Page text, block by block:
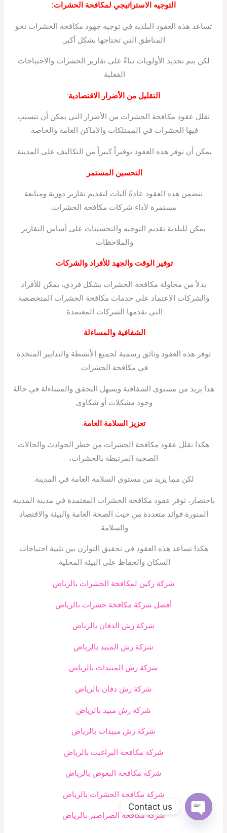
التوجيه الاستراتيجي لمكافحة الحشرات:
تساعد هذه العقود البلدية في توجيه جهود مكافحة الحشرات نحو
المناطق التي تحتاجها بشكل أكبر.
لكن يتم تحديد الأولويات بناءً على تقارير الحشرات والاحتياجات
الفعلية.
التقليل من الأضرار الاقتصادية:
تقلل عقود مكافحة الحشرات من الأضرار التي يمكن أن تتسبب
فيها الحشرات في الممتلكات والأماكن العامة والخاصة.
يمكن أن توفر هذه العقود توفيراً كبيراً من التكاليف على المدينة.
التحسين المستمر :
تتضمن هذه العقود عادةً آليات لتقديم تقارير دورية ومتابعة
مستمرة لأداء شركات مكافحة الحشرات.
يمكن للبلدية تقديم التوجيه والتحسينات على أساس التقارير
والملاحظات.
توفير الوقت والجهد للأفراد والشركات:
بدلاً من محاولة مكافحة الحشرات بشكل فردي، يمكن للأفراد
والشركات الاعتماد على خدمات مكافحة الحشرات المتخصصة
التي تقدمها الشركات المعتمدة.
الشفافية والمساءلة:
توفر هذه العقود وثائق رسمية لجميع الأنشطة والتدابير المتخذة
في مكافحة الحشرات.
هذا يزيد من مستوى الشفافية ويسهل التحقق والمساءلة في حالة
وجود مشكلات أو شكاوى.
تعزيز السلامة العامة:
هكذا تقلل عقود مكافحة الحشرات من خطر الحوادث والحالات
الصحية المرتبطة بالحشرات،
لكن مما يزيد من مستوى السلامة العامة في المدينة.
باختصار، توفر عقود مكافحة الحشرات المعتمدة في مدينة المدينة
المنورة فوائد متعددة من حيث الصحة العامة والبيئة والاقتصاد
والسلامة.
هكذا تساعد هذه العقود في تحقيق التوازن بين تلبية احتياجات
السكان والحفاظ على البيئة المحلية.
شركة ركين لمكافحة الحشرات بالرياض
أفضل شركة مكافخة حشرات بالرياض
شركة رش الدفان بالرياض
شركة رش المبيد بالرياض
شركة رش المبيدات بالرياض
شركة رش دفان بالرياض
شركة رش مبيد بالرياض
شركة رش مبيدات بالرياض
شركة مكافحة البراغيث بالرياض
شركة مكافحة البعوض بالرياض
شركة مكافحة الحشرات بالرياض
شركة مكافحة الصراصير بالرياض
Contact us
Open